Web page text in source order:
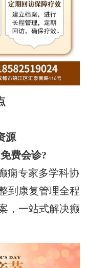
源
费会诊?
痫专家多学科协
到康复管理全程
，一站式解决癫